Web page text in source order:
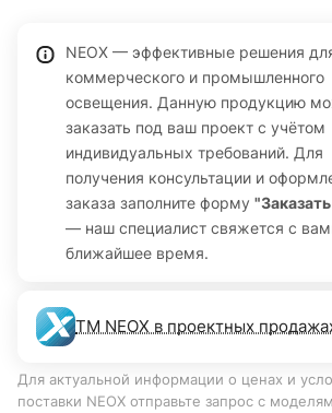
стяжки и шнур питания 0,5 м с вилкой.
месяцев.
NEOX — эффективные решения
коммерческого и промышленного
освещения. Данную продукцию
заказать под ваш проект с учётом
индивидуальных требований. Для
получения консультации и
заказа заполните форму
— наш специалист свяжется с
ближайшее время.
ТМ NEOX в проектных
Для актуальной информации о ценах и
поставки NEOX отправьте запрос с